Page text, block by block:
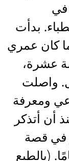
في
بدأت
كان عمري
عشرة،
واصلت
ومعرفة
أن أتذكر
في قصة
(بالطبع